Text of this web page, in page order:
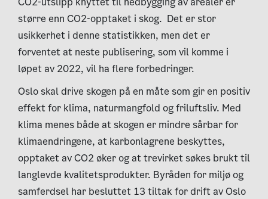
større enn CO2-opptaket i skog. Det er stor
usikkerhet i denne statistikken, men det er
forventet at neste publisering, som vil komme i
løpet av 2022, vil ha flere forbedringer.
Oslo skal drive skogen på en måte som gir en positiv
effekt for klima, naturmangfold og friluftsliv. Med
klima menes både at skogen er mindre sårbar for
klimaendringene, at karbonlagrene beskyttes,
opptaket av CO2 øker og at trevirket søkes brukt til
langlevde kvalitetsprodukter. Byråden for miljø og
samferdsel har besluttet 13 tiltak for drift av Oslo